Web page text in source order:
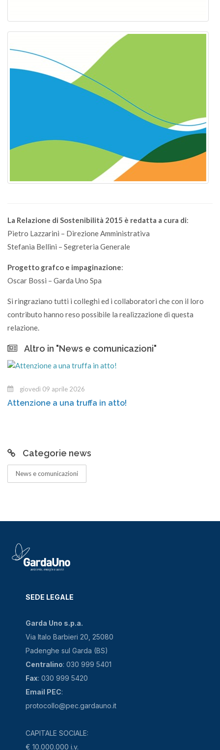
La Relazione di Sostenibilità 2015 è redatta a cura di:
Pietro Lazzarini – Direzione Amministrativa
Stefania Bellini – Segreteria Generale
Progetto grafco e impaginazione:
Oscar Bossi – Garda Uno Spa
Si ringraziano tutti i colleghi ed i collaboratori che con il loro
contributo hanno reso possibile la realizzazione di questa
relazione.
Altro in "News e comunicazioni"
mercoledì 18 marzo 2026
Categorie news
News e comunicazioni
SEDE LEGALE
Garda Uno s.p.a.
Via Italo Barbieri 20, 25080
Padenghe sul Garda (BS)
Centralino: 030 999 5401
Fax: 030 999 5420
Email PEC:
protocollo@pec.gardauno.it
CAPITALE SOCIALE:
€ 10.000.000 i.v.